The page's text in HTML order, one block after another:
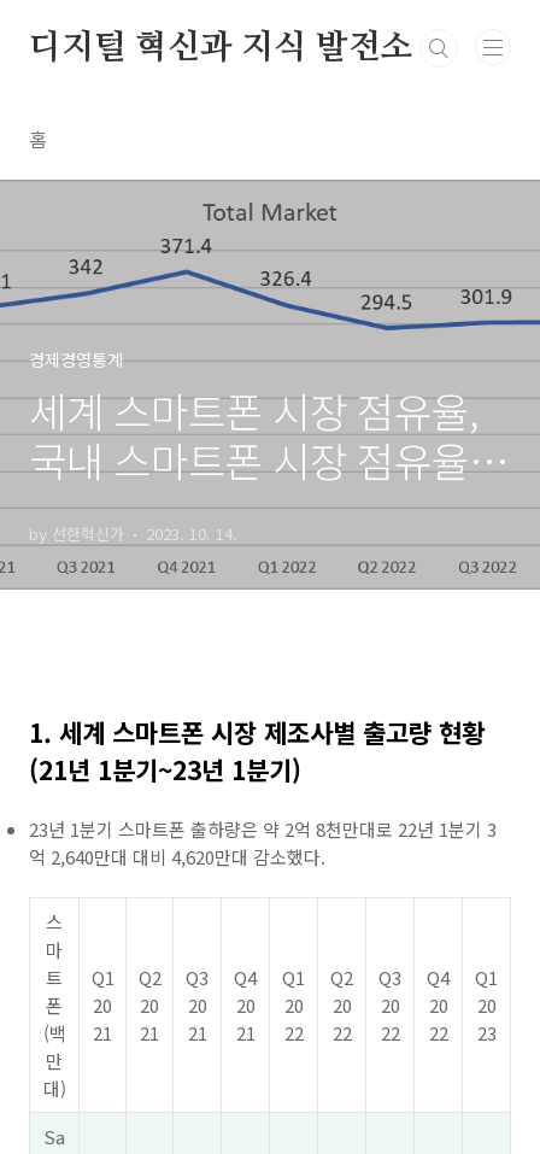
디지털 혁신과 지식 발전소
홈
경제경영통계
세계 스마트폰 시장 점유율,
국내 스마트폰 시장 점유율
(21년 1분기~23년 1분기)
by 선한혁신가 2023. 10. 14.
1. 세계 스마트폰 시장 제조사별 출고량 현황
(21년 1분기~23년 1분기)
23년 1분기 스마트폰 출하량은 약 2억 8천만대로 22년 1분기 3
억 2,640만대 대비 4,620만대 감소했다.
스
마
트
폰
(백
만
대)
Q1
20
21
Q2
20
21
Q3
20
21
Q4
20
21
Q1
20
22
Q2
20
22
Q3
20
22
Q4
20
22
Q1
20
23
Sa